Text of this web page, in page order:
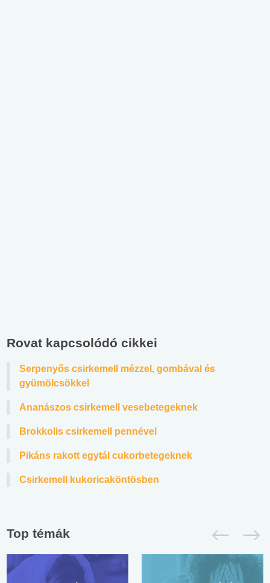
Rovat kapcsolódó cikkei
Serpenyős csirkemell mézzel, gombával és
gyümölcsökkel
Ananászos csirkemell vesebetegeknek
Brokkolis csirkemell pennével
Pikáns rakott egytál cukorbetegeknek
Csirkemell kukoricaköntösben
Top témák